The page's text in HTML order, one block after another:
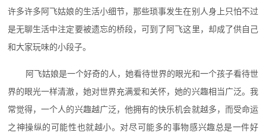
许多许多阿飞姑娘的生活小细节，那些琐事发生在别人身上只怕不过
是无聊生活中注定要被遗忘的桥段，可到了阿飞这里，却成了供自己
和大家玩味的小段子。
阿飞姑娘是一个好奇的人，她看待世界的眼光和一个孩子看待世
界的眼光一样清澈，她对世界充满爱和关怀，她的兴趣相当广泛。我
常觉得，一个人的兴趣越广泛，他拥有的快乐机会就越多，而受命运
之神操纵的可能性也就越小。对尽可能多的事物感兴趣总是一件好